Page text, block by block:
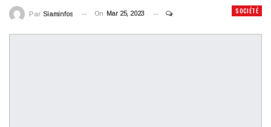
SOCIÉTÉ
Par Siaminfos On Mar 25, 2023